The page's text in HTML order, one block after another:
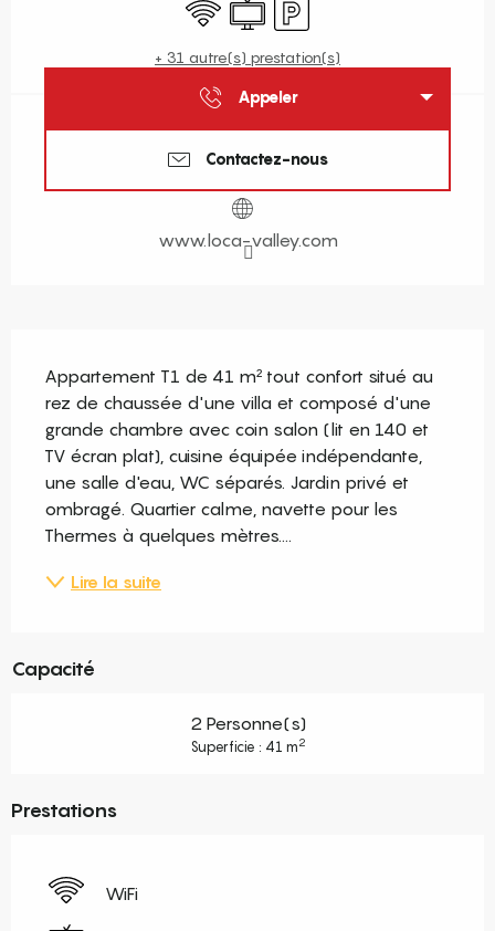
+ 31 autre(s) prestation(s)
Appeler
Contactez-nous
www.loca-valley.com
Appartement T1 de 41 m² tout confort situé au
rez de chaussée d'une villa et composé d'une
grande chambre avec coin salon (lit en 140 et
TV écran plat), cuisine équipée indépendante,
une salle d'eau, WC séparés. Jardin privé et
ombragé. Quartier calme, navette pour les
Thermes à quelques mètres....
Lire la suite
Capacité
2 Personne(s)
Superficie : 41 m2
Prestations
WiFi